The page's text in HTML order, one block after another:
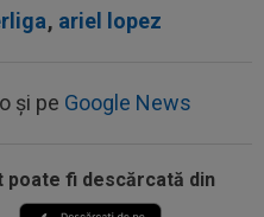
, ariel lopez
și pe Google News
poate fi descărcată din
Popovici înaintea